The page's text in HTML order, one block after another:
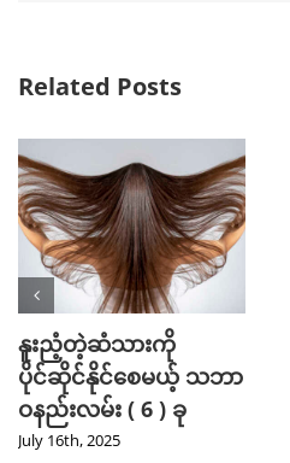
Related Posts
နူးညံ့တဲ့ဆံသားကို
ပိုင်ဆိုင်နိုင်စေမယ့် သဘာ
ဝနည်းလမ်း ( 6 ) ခု
July 16th, 2025